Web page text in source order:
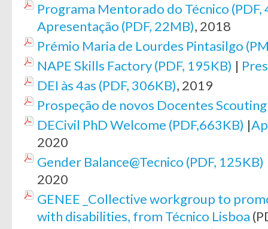
Programa Mentorado do Técnico (PDF,
Apresentação (PDF, 22MB), 2018
Prémio Maria de Lourdes Pintasilgo
NAPE Skills Factory (PDF, 195KB) |
DEI às 4as (PDF, 306KB), 2019
Prospeção de novos Docentes
DECivil PhD Welcome (PDF,663KB) |
2020
Gender Balance@Tecnico (PDF, 125KB)
2020
GENEE _Collective workgroup to
with disabilities, from Técnico Lisboa